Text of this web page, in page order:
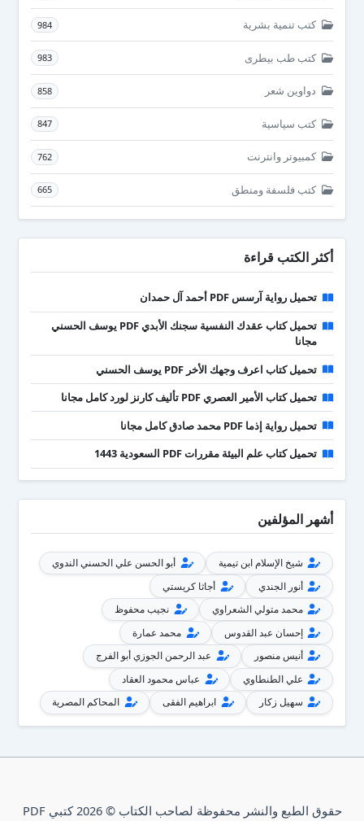
كتب تنمية بشرية 984
كتب طب بيطرى 983
دواوين شعر 858
كتب سياسية 847
كمبيوتر وانترنت 762
كتب فلسفة ومنطق 665
أكثر الكتب قراءة
تحميل رواية آرسس PDF أحمد آل حمدان
تحميل كتاب عقدك النفسية سجنك الأبدي PDF يوسف الحسني
مجانا
تحميل كتاب اعرف وجهك الأخر PDF يوسف الحسني
تحميل كتاب الأمير العصري PDF تأليف كارنز لورد كامل مجانا
تحميل رواية إذما PDF محمد صادق كامل مجانا
تحميل كتاب علم البيئة مقررات PDF السعودية 1443
أشهر المؤلفين
شيخ الإسلام ابن تيمية
أبو الحسن علي الحسني الندوي
أنور الجندي
أجاثا كريستي
محمد متولي الشعراوي
نجيب محفوظ
إحسان عبد القدوس
محمد عمارة
أنيس منصور
عبد الرحمن الجوزي أبو الفرج
علي الطنطاوي
عباس محمود العقاد
سهيل زكار
ابراهيم الفقى المحاكم المصرية
حقوق الطبع والنشر محفوظة لصاحب الكتاب © 2026 كتبي PDF